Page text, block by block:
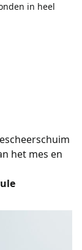
in heel
het mes en